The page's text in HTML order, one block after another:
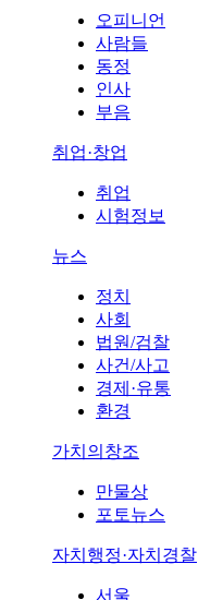
오피니언
사람들
동정
인사
부음
취업·창업
취업
시험정보
뉴스
정치
사회
법원/검찰
사건/사고
경제·유통
환경
가치의창조
만물상
포토뉴스
자치행정·자치경찰
서울